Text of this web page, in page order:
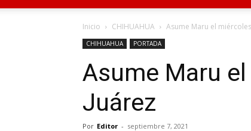
Inicio CHIHUAHUA Asume Maru el
CHIHUAHUA PORTADA
Asume Maru
Juárez
Por Editor - septiembre 7, 2021